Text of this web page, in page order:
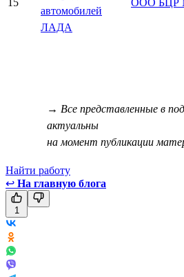
автомобилей
ЛАДА
→ Все представленные в
актуальны
на момент публикации
Найти работу
↩ На главную блога
1